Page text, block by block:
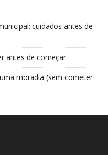
cuidados antes de
antes de começar
moradia (sem cometer